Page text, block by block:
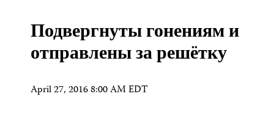
Подвергнуты гонениям и
отправлены за решётку
April 27, 2016 8:00 AM EDT